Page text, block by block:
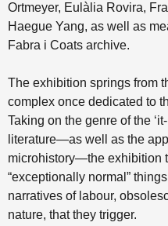
Ortmeyer, Eulàlia Rovira,
Haegue Yang, as well as
Fabra i Coats archive.
The exhibition springs from
complex once dedicated to
Taking on the genre of the
literature—as well as the
microhistory—the exhibition
“exceptionally normal”
narratives of labour,
nature, that they trigger.